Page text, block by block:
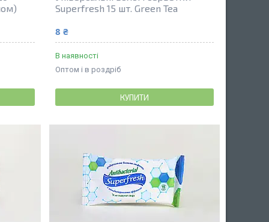
Superfresh 15 шт. Green Tea
8 ₴
В наявності
Оптом і в роздріб
КУПИТИ